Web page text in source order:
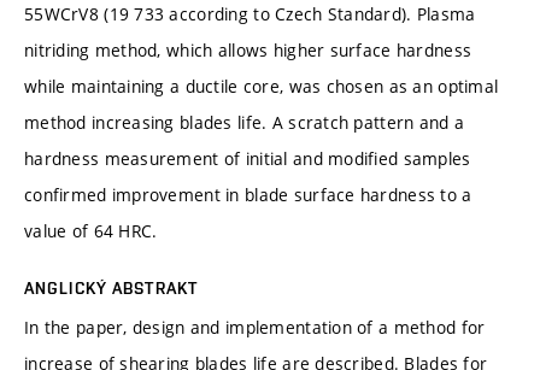
55WCrV8 (19 733 according to Czech Standard). Plasma
nitriding method, which allows higher surface hardness
while maintaining a ductile core, was chosen as an optimal
method increasing blades life. A scratch pattern and a
hardness measurement of initial and modified samples
confirmed improvement in blade surface hardness to a
value of 64 HRC.
ANGLICKÝ ABSTRAKT
In the paper, design and implementation of a method for
increase of shearing blades life are described. Blades for